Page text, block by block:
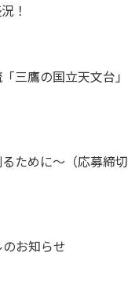
！
三鷹の国立天文台」
ために～（応募締切
お知らせ